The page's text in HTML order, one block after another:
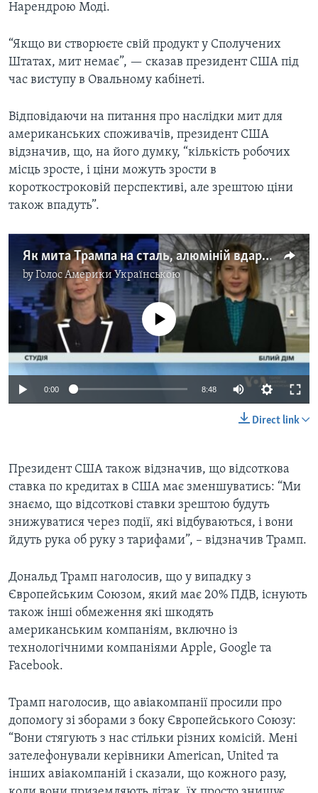
Нарендрою Моді.
“Якщо ви створюєте свій продукт у Сполучених
Штатах, мит немає”, — сказав президент США під
час виступу в Овальному кабінеті.
Відповідаючи на питання про наслідки мит для
американських споживачів, президент США
відзначив, що, на його думку, “кількість робочих
місць зросте, і ціни можуть зрости в
короткостроковій перспективі, але зрештою ціни
також впадуть”.
Як мита Трампа на сталь, алюміній вдарять по Україні та світу. Відео
byГолос Америки Українською
720p
No media source currently available
0:00 8:48 Auto
240p
720p
Direct link
Президент США також відзначив, що відсоткова
ставка по кредитах в США має зменшуватись: “Ми
знаємо, що відсоткові ставки зрештою будуть
знижуватися через події, які відбуваються, і вони
йдуть рука об руку з тарифами”, – відзначив Трамп.
Дональд Трамп наголосив, що у випадку з
Європейським Союзом, який має 20% ПДВ, існують
також інші обмеження які шкодять
американським компаніям, включно із
технологічними компаніями Apple, Google та
Facebook.
Трамп наголосив, що авіакомпанії просили про
допомогу зі зборами з боку Європейського Союзу:
“Вони стягують з нас стільки різних комісій. Мені
зателефонували керівники American, United та
інших авіакомпаній і сказали, що кожного разу,